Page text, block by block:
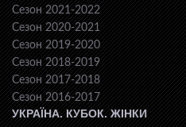
Сезон 2021-2022
Сезон 2020-2021
Сезон 2019-2020
Сезон 2018-2019
Сезон 2017-2018
Сезон 2016-2017
УКРАЇНА. КУБОК. ЖІНКИ